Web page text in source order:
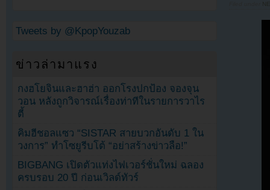
Tweets by @KpopYouzab
ข่าวล่ามาแรง
กงฮโยจินและฮาฮ่า ออกโรงปกป้อง จองจุน
วอน หลังถูกวิจารณ์เรื่องท่าทีในรายการวาไร
ตี้
คิมฮีชอลแซว “SISTAR สายบวกอันดับ 1 ใน
วงการ” ทำโซยูรีบโต้ “อย่าสร้างข่าวลือ!”
BIGBANG เปิดตัวแท่งไฟเวอร์ชั่นใหม่ ฉลอง
ครบรอบ 20 ปี ก่อนเวิลด์ทัวร์